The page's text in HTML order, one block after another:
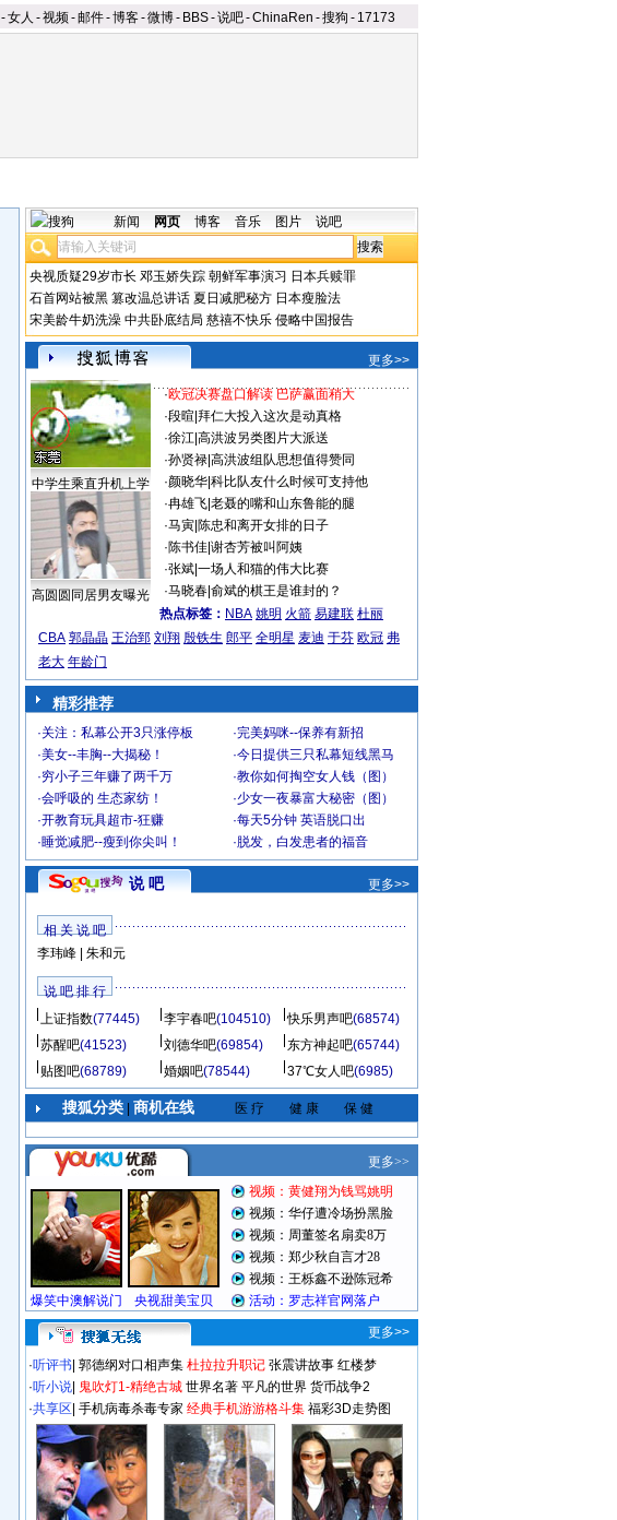
-女人 -视频-邮件-博客-微博- BBS-说吧-ChinaRen -搜狗 - 17173
新闻 网页 博客 音乐 图片 说吧
央视质疑29岁市长 邓玉娇失踪 朝鲜军事演习 日本兵赎罪
石首网站被黑 篡改温总讲话 夏日减肥秘方 日本瘦脸法
宋美龄牛奶洗澡 中共卧底结局 慈禧不快乐 侵略中国报告
更多>>
中学生乘直升机上学
高圆圆同居男友曝光
·欧冠决赛盘口解读 巴萨赢面稍大
·段暄 拜仁大投入这次是动真格
·徐江| 高洪波另类图片大派送
·孙贤禄| 高洪波组队思想值得赞同
·颜晓华| 科比队友什么时候可支持他
·冉雄飞| 老聂的嘴和山东鲁能的腿
·马寅| 陈忠和离开女排的日子
·陈书佳| 谢杏芳被叫阿姨
·张斌| 一场人和猫的伟大比赛
·马晓春| 俞斌的棋王是谁封的？
热点标签： NBA 姚明 火箭 易建联 杜丽
CBA 郭晶晶 王治郅 刘翔 殷铁生 郎平 全明星 麦迪 于芬 欧冠 弗
老大 年龄门
精彩推荐
·关注：私幕公开3只涨停板 ·完美妈咪--保养有新招
·美女--丰胸--大揭秘！ ·今日提供三只私幕短线黑马
·穷小子三年赚了两千万 ·教你如何掏空女人钱（图）
·会呼吸的 生态家纺！ ·少女一夜暴富大秘密（图）
·开教育玩具超市-狂赚 ·每天5分钟 英语脱口出
·睡觉减肥--瘦到你尖叫！ · 脱发，白发患者的福音
说 吧 更多>>
相 关 说 吧
李玮峰| 朱和元
说 吧 排 行
上证指数(77445) 李宇春吧(104510) 快乐男声吧(68574)
苏醒吧(41523) 刘德华吧(69854) 东方神起吧(65744)
贴图吧(68789) 婚姻吧(78544) 37℃女人吧(6985)
搜狐分类| 商机在线 医 疗 健 康 保 健
更多>>
·听评书 郭德纲对口相声集 杜拉拉升职记 张震讲故事 红楼梦
·听小说 鬼吹灯1-精绝古城 世界名著 平凡的世界 货币战争2
·共享区 手机病毒杀毒专家 经典手机游游格斗集 福彩3D走势图